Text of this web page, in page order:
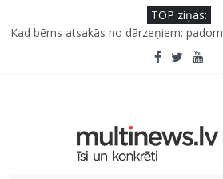
TOP ziņas:
Kad bērns atsakās no dārzeņiem:
Deigeļu pāris izdod otro singlu “Plkst.
Septiņas profesijas, kas izturēs mākslīgā
Kāpēc padomju militāro mantojumu ir
un kā to palīdz paveikt papildinātā